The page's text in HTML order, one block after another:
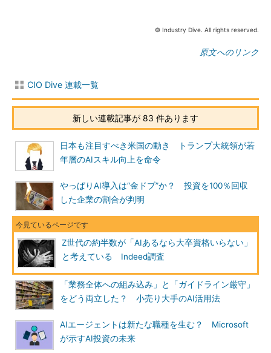
© Industry Dive. All rights reserved.
原文へのリンク
CIO Dive 連載一覧
新しい連載記事が 83 件あります
日本も注目すべき米国の動き トランプ大統領が若
年層のAIスキル向上を命令
やっぱりAI導入は“金ドブ”か？ 投資を100％回収
した企業の割合が判明
Z世代の約半数が「AIあるなら大卒資格いらない」
と考えている Indeed調査
「業務全体への組み込み」と「ガイドライン厳守」
をどう両立した？ 小売り大手のAI活用法
AIエージェントは新たな職種を生む？ Microsoft
が示すAI投資の未来